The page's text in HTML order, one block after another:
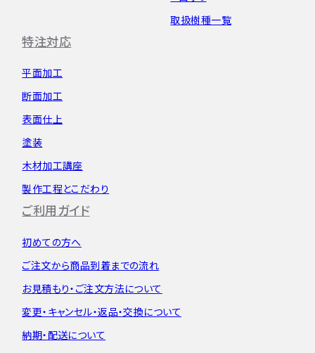
取扱樹種一覧
特注対応
平面加工
断面加工
表面仕上
塗装
木材加工講座
製作工程とこだわり
ご利用ガイド
初めての方へ
ご注文から商品到着までの流れ
お見積もり・ ご注文方法について
変更・キャンセル・返品・交換について
納期・配送について